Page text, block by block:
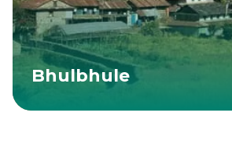
Bhulbhule